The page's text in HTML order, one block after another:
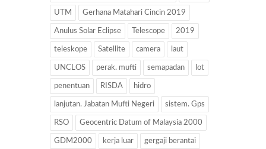
UTM Gerhana Matahari Cincin 2019
Anulus Solar Eclipse Telescope 2019
teleskope Satellite camera laut
UNCLOS perak. mufti semapadan lot
penentuan RISDA hidro
lanjutan. Jabatan Mufti Negeri sistem. Gps
RSO Geocentric Datum of Malaysia 2000
GDM2000 kerja luar gergaji berantai